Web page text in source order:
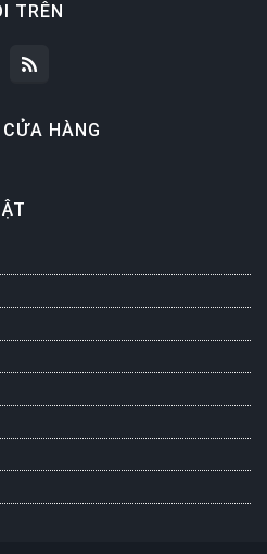
TRÊN
HÀNG